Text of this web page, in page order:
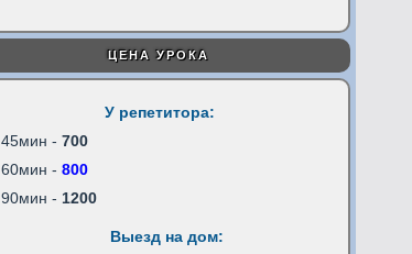
ЦЕНА УРОКА
У репетитора:
45мин - 700
60мин - 800
90мин - 1200
Выезд на дом: